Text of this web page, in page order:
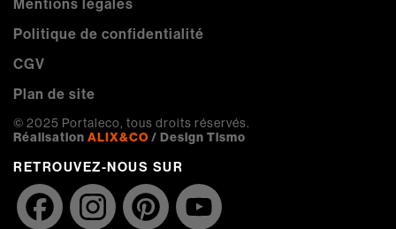
Mentions légales
Politique de confidentialité
CGV
Plan de site
© 2025 Portaleco, tous droits réservés.
Réalisation ALIX&CO / Design Tismo
RETROUVEZ-NOUS SUR
Facebook
Instagram
Pinterest